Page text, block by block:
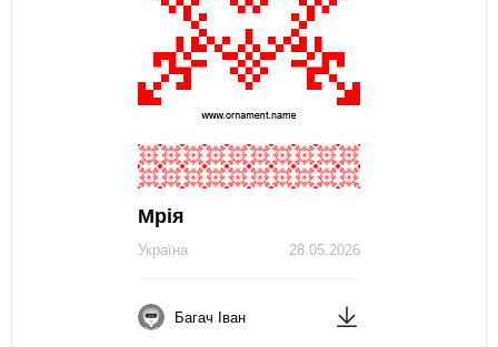
Мрія
28.05.2026
Україна
Багач Іван